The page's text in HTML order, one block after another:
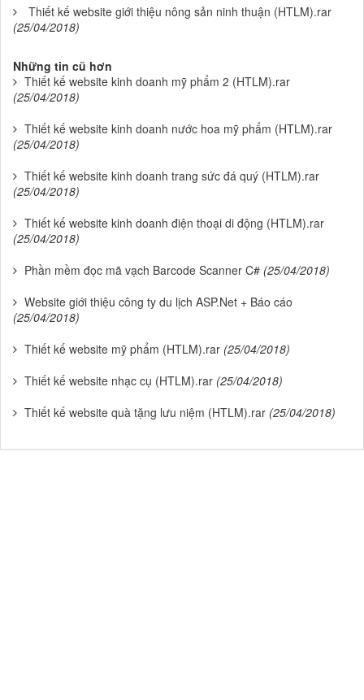
Thiết kế website giới thiệu nông sản ninh thuận (HTLM).rar
(25/04/2018)
Những tin cũ hơn
Thiết kế website kinh doanh mỹ phẩm 2 (HTLM).rar
(25/04/2018)
Thiết kế website kinh doanh nước hoa mỹ phẩm (HTLM).rar
(25/04/2018)
Thiết kế website kinh doanh trang sức đá quý (HTLM).rar
(25/04/2018)
Thiết kế website kinh doanh điện thoại di động (HTLM).rar
(25/04/2018)
Phần mềm đọc mã vạch Barcode Scanner C# (25/04/2018)
Website giới thiệu công ty du lịch ASP.Net + Báo cáo
(25/04/2018)
Thiết kế website mỹ phẩm (HTLM).rar (25/04/2018)
Thiết kế website nhạc cụ (HTLM).rar (25/04/2018)
Thiết kế website quà tặng lưu niệm (HTLM).rar (25/04/2018)